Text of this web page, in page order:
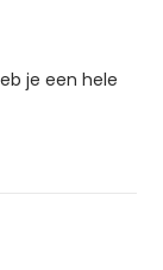
je een hele